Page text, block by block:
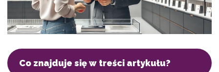
Co znajduje się w treści artykułu?
Statystyka
zrozumieć, w jaki sposób różni użytkownicy zachowują się na stronie,
gromadząc i zgłaszając anonimowe informacje.